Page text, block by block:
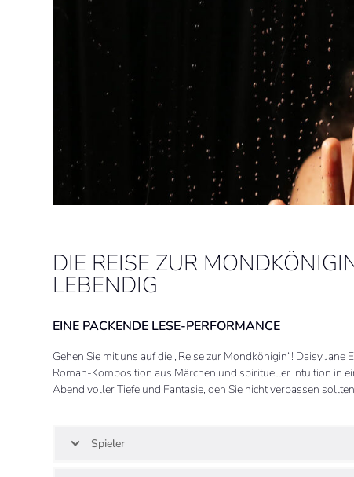
DIE REISE ZUR
LEBENDIG
EINE PACKENDE LESE-PERFORMANCE
Gehen Sie mit uns auf die „Reise zur Mondkönigin“! Daisy
Roman-Komposition aus Märchen und spiritueller Intuition in
Abend voller Tiefe und Fantasie, den Sie nicht verpassen
Spieler